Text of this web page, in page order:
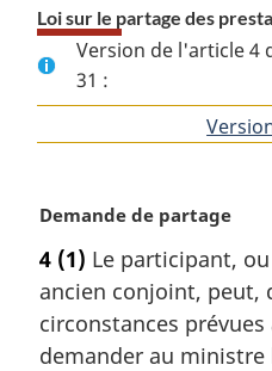
Loi sur le partage des
Version de l'article 4
31 :
N
t
e
m
a
Demande de partage
4 (1) Le participant,
ancien conjoint, peut,
circonstances
demander au